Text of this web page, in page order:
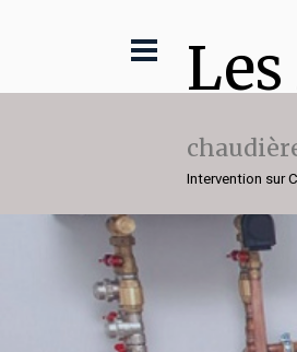
Intervention sur